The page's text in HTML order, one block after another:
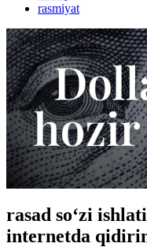
rasmiyat
rasad so‘zi
internetda